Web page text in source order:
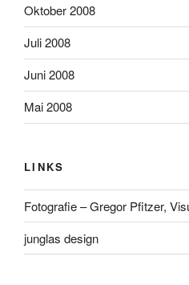
Oktober 2008
Juli 2008
Juni 2008
Mai 2008
LINKS
Fotografie – Gregor Pfitzer,
junglas design